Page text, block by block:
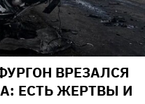
ВРЕЗАЛСЯ
ЕСТЬ ЖЕРТВЫ И